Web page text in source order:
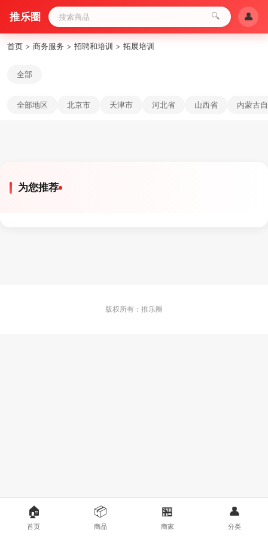
推乐圈 🔍 👤
首页 > 商务服务 > 招聘和培训 > 拓展培训
全部
全部地区 北京市 天津市 河北省 山西省 内蒙古
为您推荐
版权所有：推乐圈
🏠
首页
📦
商品
🏪
商家
👤
分类